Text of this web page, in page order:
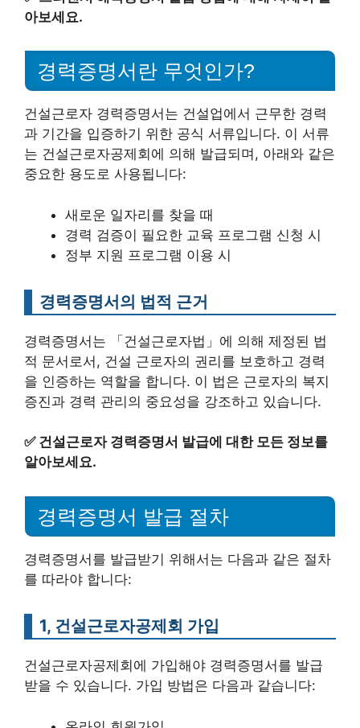
아보세요.
경력증명서란 무엇인가?
건설근로자 경력증명서는 건설업에서 근무한 경력
과 기간을 입증하기 위한 공식 서류입니다. 이 서류
는 건설근로자공제회에 의해 발급되며, 아래와 같은
중요한 용도로 사용됩니다:
새로운 일자리를 찾을 때
경력 검증이 필요한 교육 프로그램 신청 시
정부 지원 프로그램 이용 시
경력증명서의 법적 근거
경력증명서는 「건설근로자법」에 의해 제정된 법
적 문서로서, 건설 근로자의 권리를 보호하고 경력
을 인증하는 역할을 합니다. 이 법은 근로자의 복지
증진과 경력 관리의 중요성을 강조하고 있습니다.
✅ 건설근로자 경력증명서 발급에 대한 모든 정보를
알아보세요.
경력증명서 발급 절차
경력증명서를 발급받기 위해서는 다음과 같은 절차
를 따라야 합니다:
1, 건설근로자공제회 가입
건설근로자공제회에 가입해야 경력증명서를 발급
받을 수 있습니다. 가입 방법은 다음과 같습니다: